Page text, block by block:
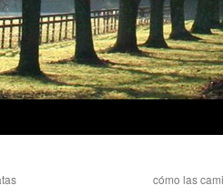
cómo las